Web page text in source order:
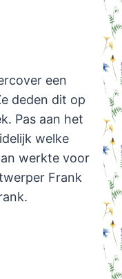
een
deden dit op
Pas aan het
welke
werkte voor
Frank